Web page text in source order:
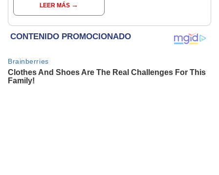
LEER MÁS